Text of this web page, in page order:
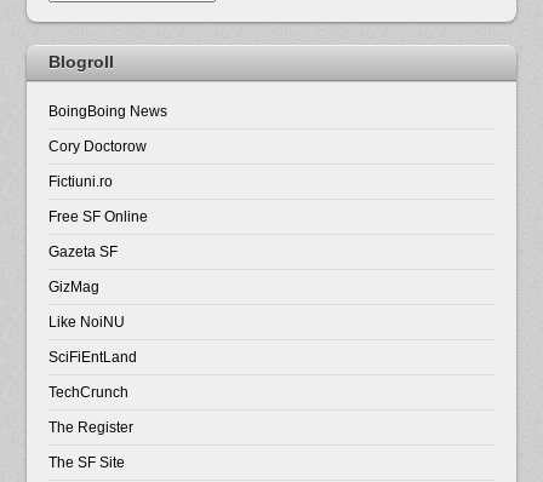
Blogroll
BoingBoing News
Cory Doctorow
Fictiuni.ro
Free SF Online
Gazeta SF
GizMag
Like NoiNU
SciFiEntLand
TechCrunch
The Register
The SF Site